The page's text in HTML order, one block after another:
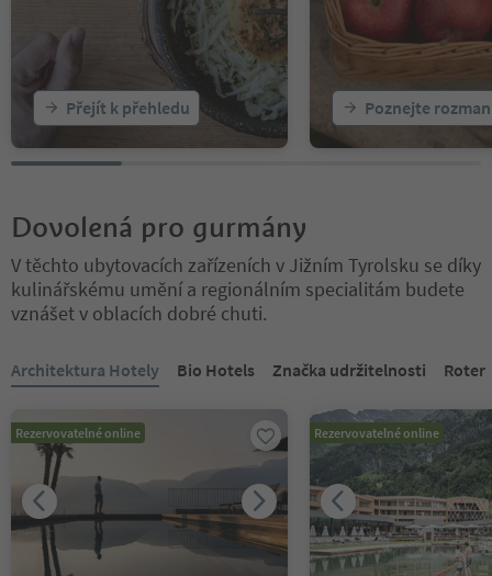
Přejít k přehledu Poznejte
Dovolená pro gurmány
V těchto ubytovacích zařízeních v Jižním Tyrolsku se díky
kulinářskému umění a regionálním specialitám budete
vznášet v oblacích dobré chuti.
Architektura Hotely Bio Hotels Značka udržitelnosti Roter
Rezervovatelné online Rezervovatelné online